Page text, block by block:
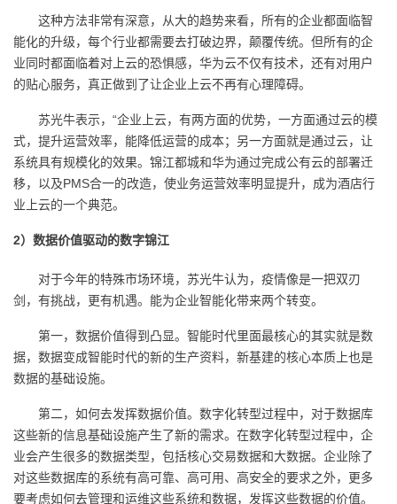
这种方法非常有深意，从大的趋势来看，所有的企业都面临智
能化的升级，每个行业都需要去打破边界，颠覆传统。但所有的企
业同时都面临着对上云的恐惧感，华为云不仅有技术，还有对用户
的贴心服务，真正做到了让企业上云不再有心理障碍。
苏光牛表示，“企业上云，有两方面的优势，一方面通过云的模
式，提升运营效率，能降低运营的成本；另一方面就是通过云，让
系统具有规模化的效果。锦江都城和华为通过完成公有云的部署迁
移，以及PMS合一的改造，使业务运营效率明显提升，成为酒店行
业上云的一个典范。
2）数据价值驱动的数字锦江
对于今年的特殊市场环境，苏光牛认为，疫情像是一把双刃
剑，有挑战，更有机遇。能为企业智能化带来两个转变。
第一，数据价值得到凸显。智能时代里面最核心的其实就是数
据，数据变成智能时代的新的生产资料，新基建的核心本质上也是
数据的基础设施。
第二，如何去发挥数据价值。数字化转型过程中，对于数据库
这些新的信息基础设施产生了新的需求。在数字化转型过程中，企
业会产生很多的数据类型，包括核心交易数据和大数据。企业除了
对这些数据库的系统有高可靠、高可用、高安全的要求之外，更多
要考虑如何去管理和运维这些系统和数据，发挥这些数据的价值。